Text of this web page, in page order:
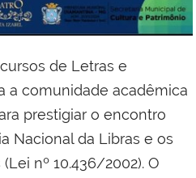
de Letras e
a comunidade acadêmica
prestigiar o encontro
Nacional da Libras e os
nº 10.436/2002). O